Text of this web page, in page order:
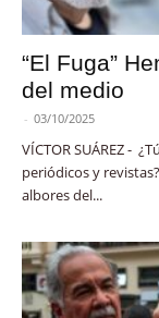
“El Fuga”
del medio
- 03/10/2025
VÍCTOR SUÁREZ -
periódicos y
albores del...